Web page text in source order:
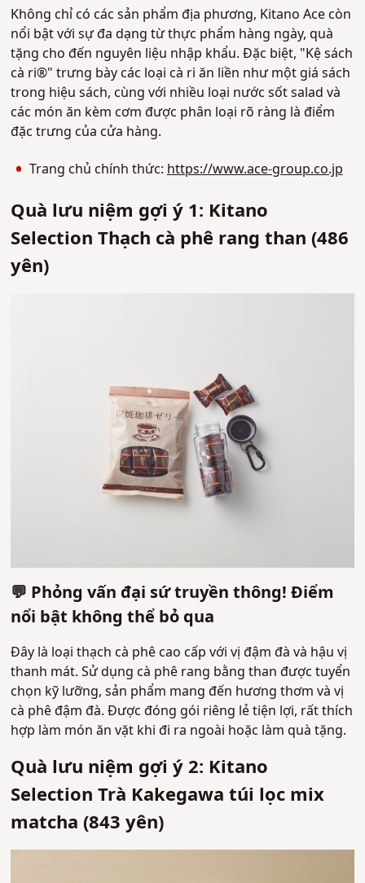
Không chỉ có các sản phẩm địa phương, Kitano Ace còn
nổi bật với sự đa dạng từ thực phẩm hàng ngày, quà
tặng cho đến nguyên liệu nhập khẩu. Đặc biệt, "Kệ sách
cà ri®" trưng bày các loại cà ri ăn liền như một giá sách
trong hiệu sách, cùng với nhiều loại nước sốt salad và
các món ăn kèm cơm được phân loại rõ ràng là điểm
đặc trưng của cửa hàng.
Trang chủ chính thức:https://www.ace-group.co.jp
Quà lưu niệm gợi ý 1: Kitano
Selection Thạch cà phê rang than (486
yên)
💬 Phỏng vấn đại sứ truyền thông! Điểm
nổi bật không thể bỏ qua
Đây là loại thạch cà phê cao cấp với vị đậm đà và hậu vị
thanh mát. Sử dụng cà phê rang bằng than được tuyển
chọn kỹ lưỡng, sản phẩm mang đến hương thơm và vị
cà phê đậm đà. Được đóng gói riêng lẻ tiện lợi, rất thích
hợp làm món ăn vặt khi đi ra ngoài hoặc làm quà tặng.
Quà lưu niệm gợi ý 2: Kitano
SelectionTrà Kakegawa túi lọc mix
matcha (843 yên)